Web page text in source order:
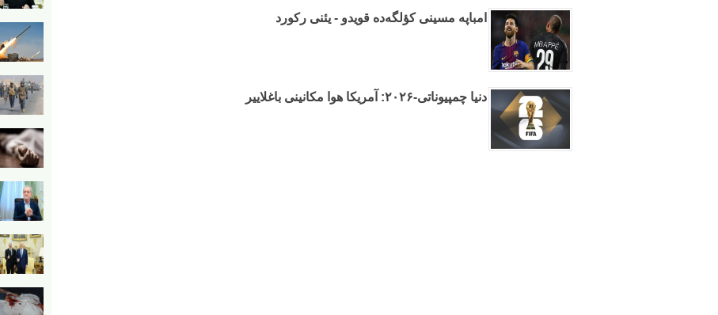
امباپه مسینی کؤلگه‌ده قویدو - یئنی رکورد
دنیا چمپیوناتی-۲۰۲۶: آمریکا هوا مکانینی باغلاییر